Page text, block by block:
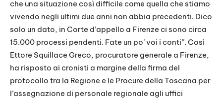
che una situazione così difficile come quella che stiamo
vivendo negli ultimi due anni non abbia precedenti. Dico
solo un dato, in Corte d’appello a Firenze ci sono circa
15.000 processi pendenti. Fate un po’ voi i conti”. Così
Ettore Squillace Greco, procuratore generale a Firenze,
ha risposto ai cronisti a margine della firma del
protocollo tra la Regione e le Procure della Toscana per
l’assegnazione di personale regionale agli uffici